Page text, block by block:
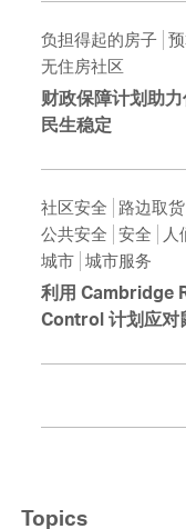
负担得起的房子
无住房社区
财政保障计划助
民生稳定
社区安全
路边取货
公共安全 安全
人
城市 城市服务
利用 Cambridge
Control 计划应对
Topics